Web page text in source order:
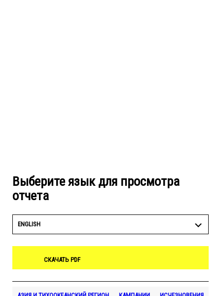
Выберите язык для просмотра
отчета
ENGLISH
СКАЧАТЬ PDF